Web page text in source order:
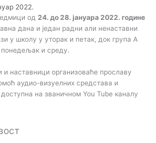
2022.
од 24. до 28. јануара 2022. године
дана и један радни али ненаставни
у школу у уторак и петак, док група А
и среду.
наставници организоваће прославу
аудио-визуелних средстава и
на званичном You Tube каналу